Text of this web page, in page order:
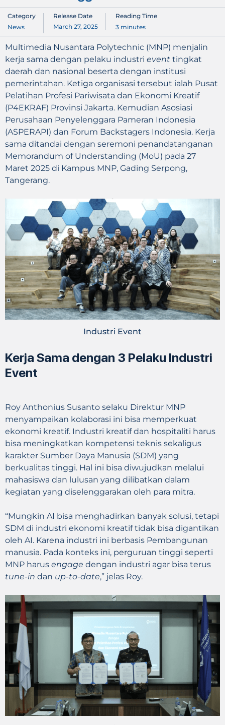
Category
News
Release Date
March 27, 2025
Reading Time
3 minutes
Multimedia Nusantara Polytechnic (MNP) menjalin
kerja sama dengan pelaku industri event tingkat
daerah dan nasional beserta dengan institusi
pemerintahan. Ketiga organisasi tersebut ialah Pusat
Pelatihan Profesi Pariwisata dan Ekonomi Kreatif
(P4EKRAF) Provinsi Jakarta. Kemudian Asosiasi
Perusahaan Penyelenggara Pameran Indonesia
(ASPERAPI) dan Forum Backstagers Indonesia. Kerja
sama ditandai dengan seremoni penandatanganan
Memorandum of Understanding (MoU) pada 27
Maret 2025 di Kampus MNP, Gading Serpong,
Tangerang.
Industri Event
Kerja Sama dengan 3 Pelaku Industri
Event
Roy Anthonius Susanto selaku Direktur MNP
menyampaikan kolaborasi ini bisa memperkuat
ekonomi kreatif. Industri kreatif dan hospitaliti harus
bisa meningkatkan kompetensi teknis sekaligus
karakter Sumber Daya Manusia (SDM) yang
berkualitas tinggi. Hal ini bisa diwujudkan melalui
mahasiswa dan lulusan yang dilibatkan dalam
kegiatan yang diselenggarakan oleh para mitra.
“Mungkin AI bisa menghadirkan banyak solusi, tetapi
SDM di industri ekonomi kreatif tidak bisa digantikan
oleh AI. Karena industri ini berbasis Pembangunan
manusia. Pada konteks ini, perguruan tinggi seperti
MNP harus engage dengan industri agar bisa terus
tune-in dan up-to-date,” jelas Roy.